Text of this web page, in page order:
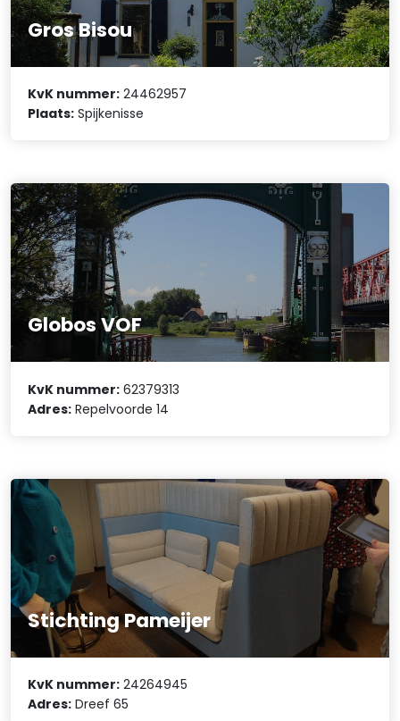
Gros Bisou
KvK nummer: 24462957
Plaats: Spijkenisse
Globos VOF
KvK nummer: 62379313
Adres: Repelvoorde 14
Stichting Pameijer
KvK nummer: 24264945
Adres: Dreef 65